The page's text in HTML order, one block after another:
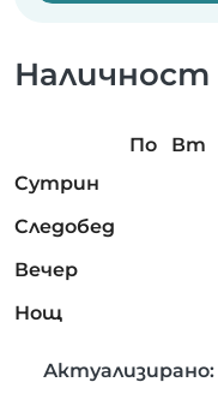
Наличност
По Вт
Сутрин
Следобед
Вечер
Нощ
Актуализирано: